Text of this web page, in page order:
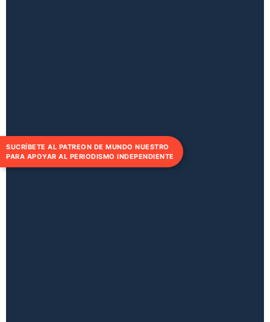
SUCRÍBETE AL PATREON DE MUNDO NUESTRO
PARA APOYAR AL PERIODISMO INDEPENDIENTE